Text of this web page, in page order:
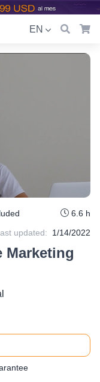
EN
6.6 h
updated: 1/14/2022
Marketing